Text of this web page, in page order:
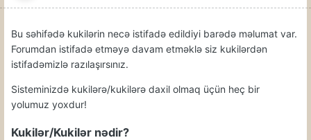
Bu səhifədə kukilərin necə istifadə edildiyi barədə məlumat var.
Forumdan istifadə etməyə davam etməklə siz kukilərdən
istifadəmizlə razılaşırsınız.
Sisteminizdə kukilərə/kukilərə daxil olmaq üçün heç bir
yolumuz yoxdur!
Kukilər/Kukilər nədir?